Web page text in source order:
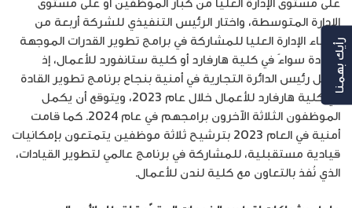
الإدارة المتوسطة، واختار الرئيس التنفيذي للشركة أربعة من
أعضاء الإدارة العليا للمشاركة في برامج تطوير القدرات الموجهة
للقادة سواءً في كلية هارفارد أو كلية ستانفورد للأعمال، إذ
أكمل رئيس الدائرة التجارية في أمنية بنجاح برنامج تطوير القادة
في كلية هارفارد للأعمال خلال عام 2023، ويتوقع أن يكمل
الموظفون الثلاثة الآخرون برامجهم في عام 2024. كما قامت
أمنية في العام 2023 بترشيح ثلاثة موظفين يتمتعون بإمكانيات
قيادية مستقبلية، للمشاركة في برنامج عالمي لتطوير القيادات،
الذي نُفذ بالتعاون مع كلية لندن للأعمال.
رأيك بهمنا